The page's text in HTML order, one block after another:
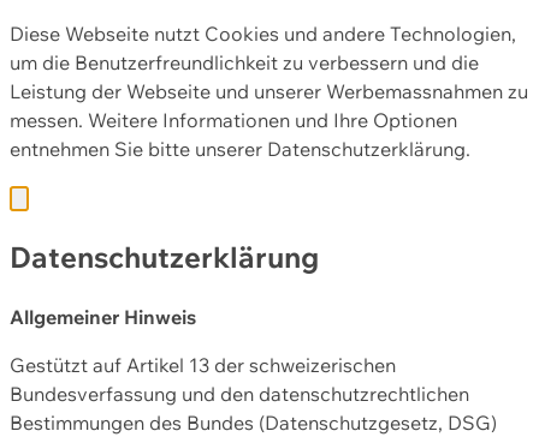
Diese Webseite nutzt Cookies und andere Technologien,
um die Benutzerfreundlichkeit zu verbessern und die
Leistung der Webseite und unserer Werbemassnahmen zu
messen. Weitere Informationen und Ihre Optionen
entnehmen Sie bitte unserer Datenschutzerklärung.
Datenschutzerklärung
Allgemeiner Hinweis
Gestützt auf Artikel 13 der schweizerischen
Bundesverfassung und den datenschutzrechtlichen
Bestimmungen des Bundes (Datenschutzgesetz, DSG)